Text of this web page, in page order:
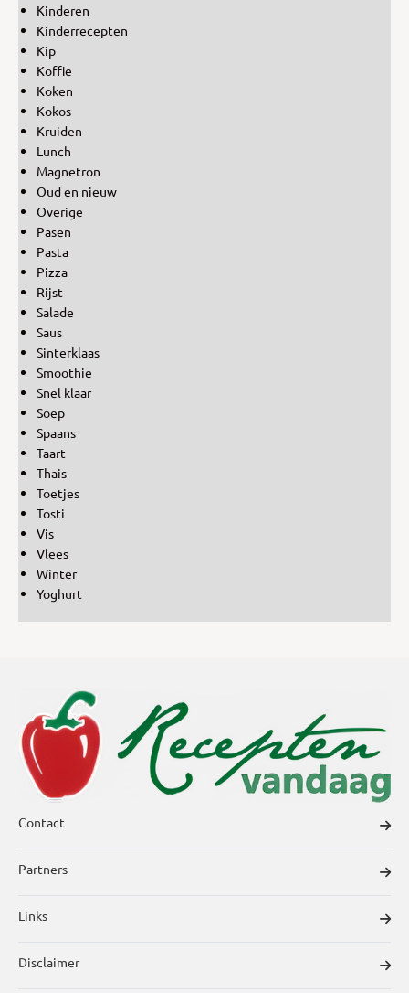
Kinderen
Kinderrecepten
Kip
Koffie
Koken
Kokos
Kruiden
Lunch
Magnetron
Oud en nieuw
Overige
Pasen
Pasta
Pizza
Rijst
Salade
Saus
Sinterklaas
Smoothie
Snel klaar
Soep
Spaans
Taart
Thais
Toetjes
Tosti
Vis
Vlees
Winter
Yoghurt
Contact
Partners
Links
Disclaimer